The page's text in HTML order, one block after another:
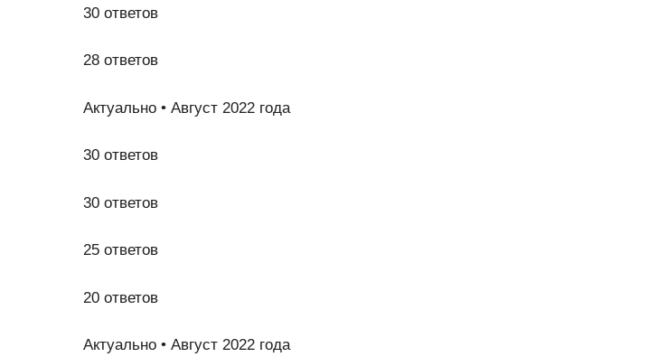
30 ответов
28 ответов
Актуально • Август 2022 года
30 ответов
30 ответов
25 ответов
20 ответов
Актуально • Август 2022 года